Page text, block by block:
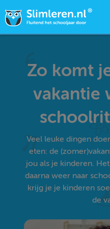
Zo komt
vakantie
Veel leuke dingen
eten: de
jou als je kinderen.
daarna weer naar
krijg je je kinderen
de